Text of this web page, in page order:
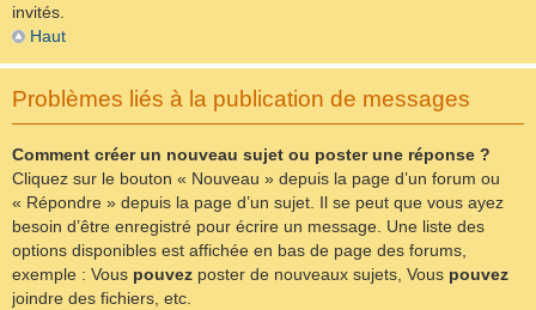
invités.
Haut
Problèmes liés à la publication de messages
Comment créer un nouveau sujet ou poster une réponse ?
Cliquez sur le bouton « Nouveau » depuis la page d’un forum ou
« Répondre » depuis la page d’un sujet. Il se peut que vous ayez
besoin d’être enregistré pour écrire un message. Une liste des
options disponibles est affichée en bas de page des forums,
exemple : Vous pouvez poster de nouveaux sujets, Vous pouvez
joindre des fichiers, etc.